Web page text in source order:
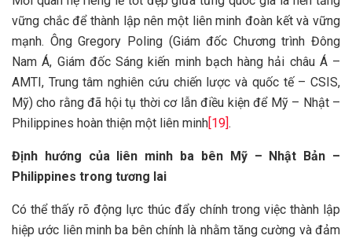
vững chắc để thành lập nên một liên minh đoàn kết và vững
mạnh. Ông Gregory Poling (Giám đốc Chương trình Đông
Nam Á, Giám đốc Sáng kiến minh bạch hàng hải châu Á –
AMTI, Trung tâm nghiên cứu chiến lược và quốc tế – CSIS,
Mỹ) cho rằng đã hội tụ thời cơ lẫn điều kiện để Mỹ – Nhật –
Philippines hoàn thiện một liên minh [19] .
Định hướng của liên minh ba bên Mỹ – Nhật Bản –
Philippines trong tương lai
Có thể thấy rõ động lực thúc đẩy chính trong việc thành lập
hiệp ước liên minh ba bên chính là nhằm tăng cường và đảm